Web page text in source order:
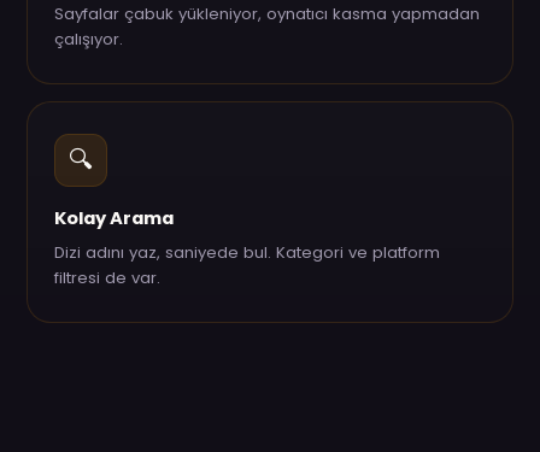
Sayfalar çabuk yükleniyor, oynatıcı kasma yapmadan
çalışıyor.
🔍
Kolay Arama
Dizi adını yaz, saniyede bul. Kategori ve platform
filtresi de var.